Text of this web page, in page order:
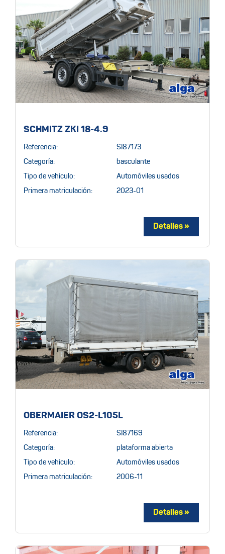
SCHMITZ ZKI 18-4.9
Referencia: SI87173
Categoría: basculante
Tipo de vehículo: Automóviles usados
Primera matriculación: 2023-01
OBERMAIER OS2-L105L
Referencia: SI87169
Categoría: plataforma abierta
Tipo de vehículo: Automóviles usados
Primera matriculación: 2006-11